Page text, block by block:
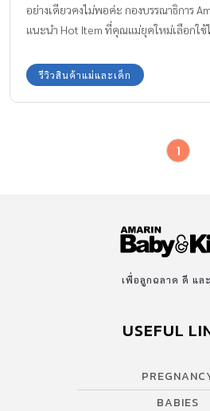
อย่างเดียวคงไม่พอค่ะ กองบรรณาธิการ
แนะนำ Hot Item ที่คุณแม่ยุคใหม่เลือกใ
สมัยใหม่ นั่นก็คือ เครื่องฆ่าเชื้อโรค Saker (
แห้ง+ลดกลิ่นอับ 3in1 เจ้าเครื่องนี้จะมีการ
รีวิวสินค้าแม่และเด็ก
1
เพื่อลูกฉลาด ดี แล
USEFUL
BABIES